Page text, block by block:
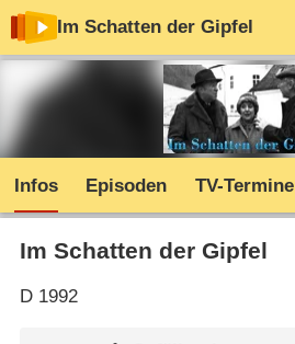
Im Schatten der Gipfel
Infos Episoden TV-Termine
Im Schatten der Gipfel
D1992